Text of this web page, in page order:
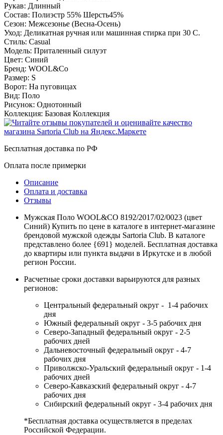
Рукав: Длинный
Состав: Полиэстр 55% Шерсть45%
Сезон: Межсезонье (Весна-Осень)
Уход: Деликатная ручная или машинная стирка при 30 С.
Стиль: Casual
Модель: Приталенный силуэт
Цвет: Синий
Бренд: WOOL&Co
Размер: S
Ворот: На пуговицах
Вид: Поло
Рисунок: Однотонный
Коллекция: Базовая Коллекция
Бесплатная доставка по РФ
Оплата после примерки
Описание
Оплата и доставка
Отзывы
Мужская Поло WOOL&CO 8192/2017/02/0023 (цвет
Синий) Купить по цене в каталоге в интернет-магазине
брендовой мужской одежды Sartoria Club. В каталоге
представлено более {691} моделей. Бесплатная доставка
до квартиры или пункта выдачи в Иркутске и в любой
регион России.
Расчетные сроки доставки варьируются для разных
регионов:
Центральный федеральный округ - 1-4 рабочих
дня
Южный федеральный округ - 3-5 рабочих дня
Северо-Западный федеральный округ - 2-5
рабочих дней
Дальневосточный федеральный округ - 4-7
рабочих дня
Приволжско-Уральский федеральный округ - 1-4
рабочих дней
Северо-Кавказский федеральный округ - 4-7
рабочих дня
Сибирский федеральный округ - 3-4 рабочих дня
*Бесплатная доставка осуществляется в пределах
Российской Федерации.